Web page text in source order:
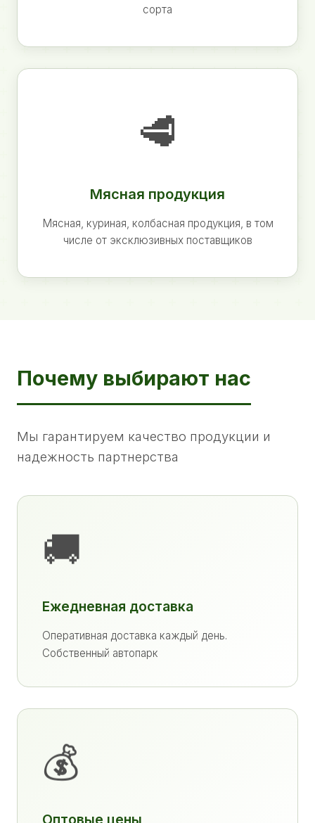
сорта
🥩
Мясная продукция
Мясная, куриная, колбасная продукция, в том
числе от эксклюзивных поставщиков
Почему выбирают нас
Мы гарантируем качество продукции и
надежность партнерства
🚚
Ежедневная доставка
Оперативная доставка каждый день.
Собственный автопарк
💰
Оптовые цены